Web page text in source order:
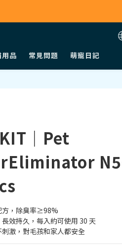
品 常見問題 萌寵日記
｜Pet
方，除臭率≥98%
效持久，每入約可使用 30 天
激，對毛孩和家人都安全